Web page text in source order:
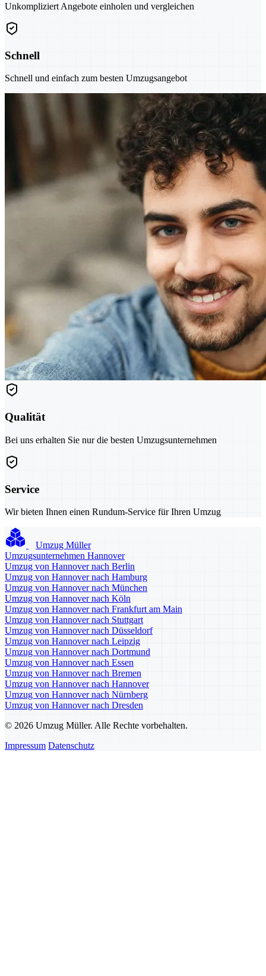
Unkompliziert Angebote einholen und vergleichen
Schnell
Schnell und einfach zum besten Umzugsangebot
Qualität
Bei uns erhalten Sie nur die besten Umzugsunternehmen
Service
Wir bieten Ihnen einen Rundum-Service für Ihren Umzug
Umzug Müller
Umzugsunternehmen Hannover
Umzug von Hannover nach Berlin
Umzug von Hannover nach Hamburg
Umzug von Hannover nach München
Umzug von Hannover nach Köln
Umzug von Hannover nach Frankfurt am Main
Umzug von Hannover nach Stuttgart
Umzug von Hannover nach Düsseldorf
Umzug von Hannover nach Leipzig
Umzug von Hannover nach Dortmund
Umzug von Hannover nach Essen
Umzug von Hannover nach Bremen
Umzug von Hannover nach Hannover
Umzug von Hannover nach Nürnberg
Umzug von Hannover nach Dresden
© 2026 Umzug Müller. Alle Rechte vorbehalten.
Impressum Datenschutz